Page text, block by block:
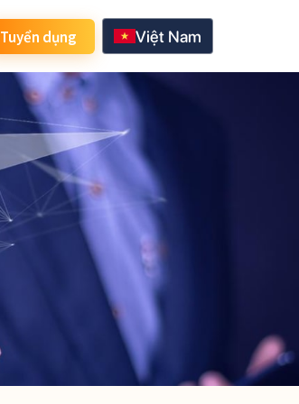
Tuyển dụng Việt Nam
English